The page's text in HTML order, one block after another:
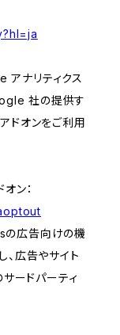
アナリティクス
社の提供す
ドオンをご利用
ン：
の広告向けの機
、広告やサイト
ードパーティ